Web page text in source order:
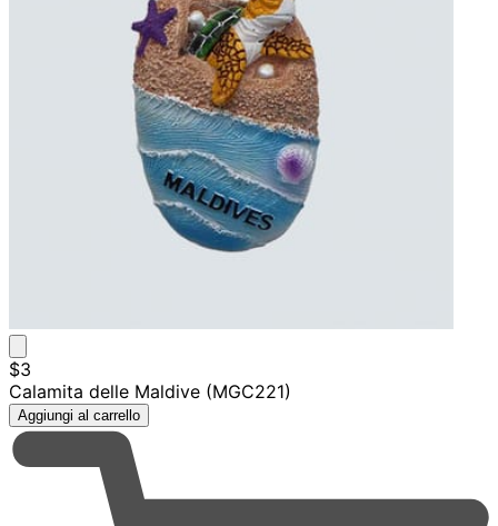
$3
Calamita delle Maldive (MGC221)
Aggiungi al carrello